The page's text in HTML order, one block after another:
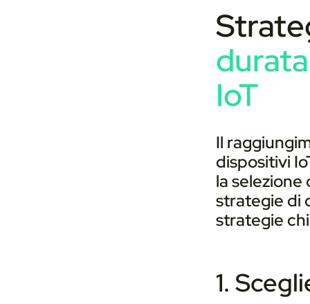
IoT
Il
dispositivi
la
strategie di
strategie
1.